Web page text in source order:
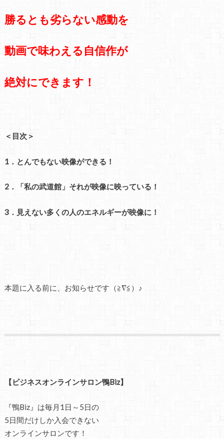
勝るとも劣らない感動を
動画で味わえる自信作が
絶対にできます！
＜目次＞
1．とんでもない映像ができる！
2．「私の武道館」それが映像に映っている！
3．見えない多くの人のエネルギーが映像に！
本題に入る前に、お知らせです（≧∇≦）♪
【ビジネスオンラインサロン鴨Biz】
『鴨Biz』は毎月1日～5日の
5日間だけしか入会できない
オンラインサロンです！